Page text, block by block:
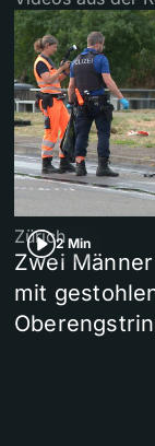
2 Min
Zürich
Zwei
mit